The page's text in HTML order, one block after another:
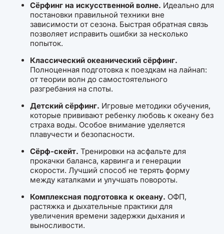
Сёрфинг на искусственной волне. Идеально для
постановки правильной техники вне
зависимости от сезона. Быстрая обратная связь
позволяет исправить ошибки за несколько
попыток.
Классический океанический сёрфинг.
Полноценная подготовка к поездкам на лайнап:
от теории волн до самостоятельного
разгребания на споты.
Детский сёрфинг. Игровые методики обучения,
которые прививают ребенку любовь к океану без
страха воды. Особое внимание уделяется
плавучести и безопасности.
Сёрф-скейт. Тренировки на асфальте для
прокачки баланса, карвинга и генерации
скорости. Лучший способ не терять форму
между каталками и улучшать повороты.
Комплексная подготовка к океану. ОФП,
растяжка и дыхательные практики для
увеличения времени задержки дыхания и
выносливости.